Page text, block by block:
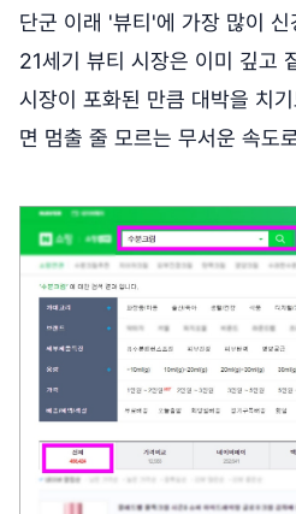
단군 이래 '뷰티'에 가장 많이
21세기 뷰티 시장은 이미 깊고
시장이 포화된 만큼 대박을 치
면 멈출 줄 모르는 무서운 속도